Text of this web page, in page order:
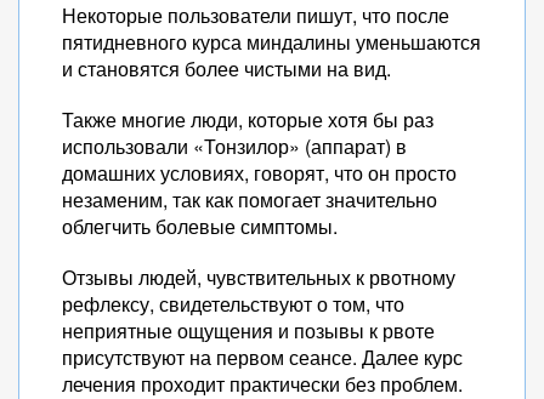
Некоторые пользователи пишут, что после
пятидневного курса миндалины уменьшаются
и становятся более чистыми на вид.
Также многие люди, которые хотя бы раз
использовали «Тонзилор» (аппарат) в
домашних условиях, говорят, что он просто
незаменим, так как помогает значительно
облегчить болевые симптомы.
Отзывы людей, чувствительных к рвотному
рефлексу, свидетельствуют о том, что
неприятные ощущения и позывы к рвоте
присутствуют на первом сеансе. Далее курс
лечения проходит практически без проблем.